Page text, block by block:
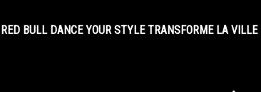
RED BULL DANCE YOUR STYLE TRANSFORME LA